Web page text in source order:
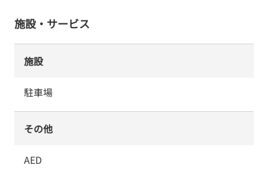
施設・サービス
施設
駐車場
その他
AED